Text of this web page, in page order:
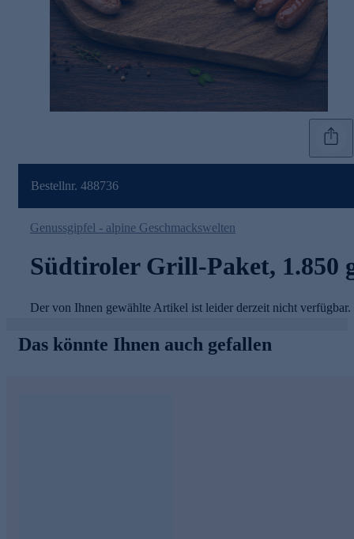
Bestellnr. 488736
Genussgipfel - alpine Geschmackswelten
Südtiroler Grill-Paket, 1.850
Der von Ihnen gewählte Artikel ist leider derzeit nicht verfügbar.
Das könnte Ihnen auch gefallen